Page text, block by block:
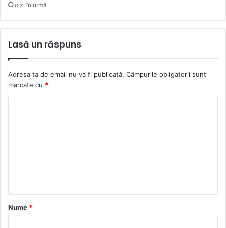
o zi în urmă
Lasă un răspuns
Adresa ta de email nu va fi publicată. Câmpurile obligatorii sunt
marcate cu *
a
r
Nume *